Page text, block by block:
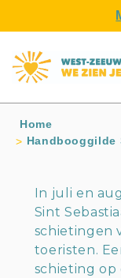
Home
Handbooggilde
In juli en
Sint
schietingen
toeristen.
schieting op